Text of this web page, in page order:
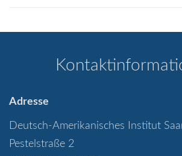
Adresse
Deutsch-Amerikanisches Institut
Pestelstraße 2